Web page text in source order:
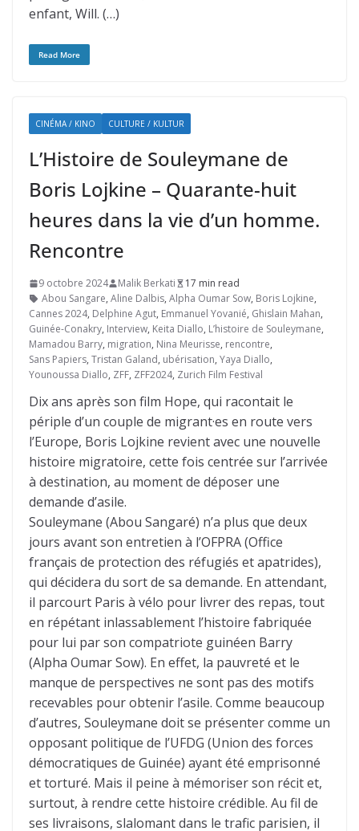
enfant, Will. (…)
Read More
CINÉMA / KINO CULTURE / KULTUR
L’Histoire de Souleymane de
Boris Lojkine – Quarante-huit
heures dans la vie d’un homme.
Rencontre
9 octobre 2024 Malik Berkati
17 min read
Abou Sangare, Aline Dalbis, Alpha Oumar Sow, Boris Lojkine,
Cannes 2024, Delphine Agut, Emmanuel Yovanié, Ghislain Mahan,
Guinée-Conakry, Interview, Keita Diallo, L’histoire de Souleymane,
Mamadou Barry, migration, Nina Meurisse, rencontre,
Sans Papiers, Tristan Galand, ubérisation, Yaya Diallo,
Younoussa Diallo, ZFF, ZFF2024, Zurich Film Festival
Dix ans après son film Hope, qui racontait le
périple d’un couple de migrant·es en route vers
l’Europe, Boris Lojkine revient avec une nouvelle
histoire migratoire, cette fois centrée sur l’arrivée
à destination, au moment de déposer une
demande d’asile.
Souleymane (Abou Sangaré) n’a plus que deux
jours avant son entretien à l’OFPRA (Office
français de protection des réfugiés et apatrides),
qui décidera du sort de sa demande. En attendant,
il parcourt Paris à vélo pour livrer des repas, tout
en répétant inlassablement l’histoire fabriquée
pour lui par son compatriote guinéen Barry
(Alpha Oumar Sow). En effet, la pauvreté et le
manque de perspectives ne sont pas des motifs
recevables pour obtenir l’asile. Comme beaucoup
d’autres, Souleymane doit se présenter comme un
opposant politique de l’UFDG (Union des forces
démocratiques de Guinée) ayant été emprisonné
et torturé. Mais il peine à mémoriser son récit et,
surtout, à rendre cette histoire crédible. Au fil de
ses livraisons, slalomant dans le trafic parisien, il